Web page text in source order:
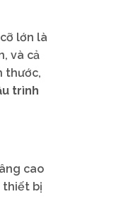
lớn là
và cả
thước,
trình
cao
thiết bị